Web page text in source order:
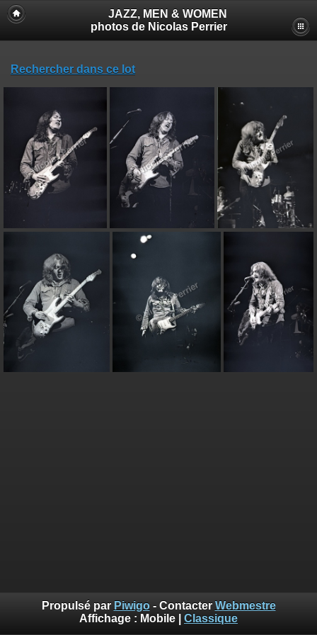
JAZZ, MEN & WOMEN
photos de Nicolas Perrier
Rechercher dans ce lot
Propulsé par Piwigo- Contacter Webmestre
Affichage : Mobile Classique